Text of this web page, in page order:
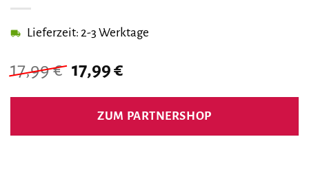
17,99€ Ursprünglicher
war:
17,99€Aktueller
ist:
Lieferzeit: 2-3 Werktage
ZUM PARTNERSHOP